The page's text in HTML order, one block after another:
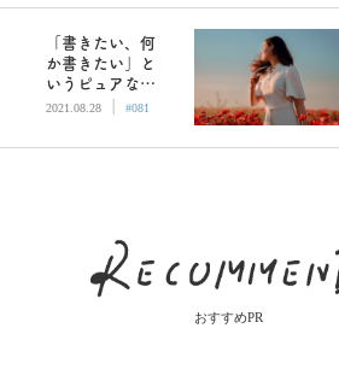
「書きたい、何
か書きたい」と
いうピュアな衝
動から自分の性
する
2021.08.28 | #081
おすすめPR